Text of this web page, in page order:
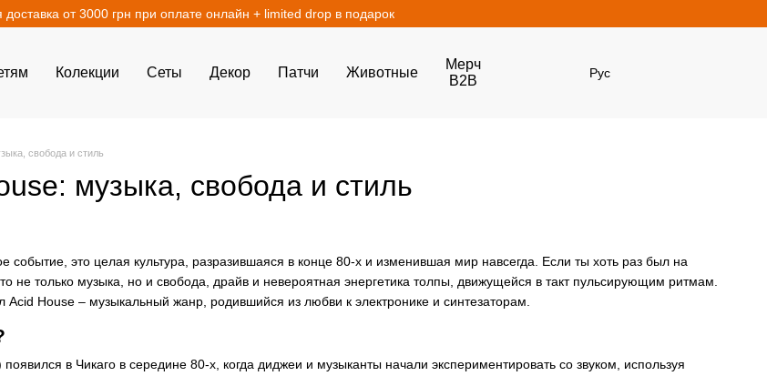
доставка от 3000 грн при оплате онлайн + limited drop в подарок
Колекции Сеты Декор Патчи Животные
Мерч
B2B
Рус
свобода и стиль
музыка, свобода и стиль
событие, это целая культура, разразившаяся в конце 80-х и изменившая мир навсегда. Если ты хоть раз был на
не только музыка, но и свобода, драйв и невероятная энергетика толпы, движущейся в такт пульсирующим ритмам.
Acid House – музыкальный жанр, родившийся из любви к электронике и синтезаторам.
в Чикаго в середине 80-х, когда диджеи и музыканты начали экспериментировать со звуком, используя